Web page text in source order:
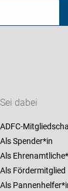
Sei dabei
ADFC-
Als Spender*in
Als
Als Fördermitglied
Als